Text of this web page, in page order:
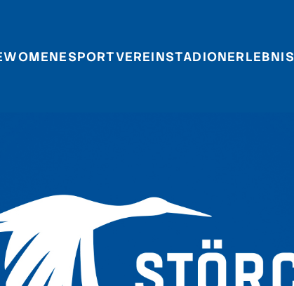
WOMENESPORTVEREINSTADIONERLEBNIS